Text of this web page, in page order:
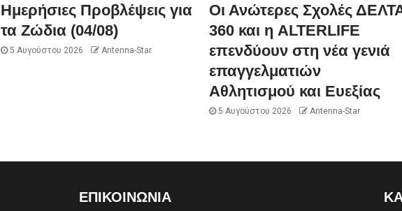
Ημερήσιες Προβλέψεις για
τα Ζώδια (04/08)
5 Αυγούστου 2026 Antenna-Star
Οι Ανώτερες Σχολές
360 και η ALTERLIFE
επενδύουν στη νέα γενιά
επαγγελματιών
Αθλητισμού και Ευεξίας
5 Αυγούστου 2026 Antenna-Star
ΕΠΙΚΟΙΝΩΝΊΑ